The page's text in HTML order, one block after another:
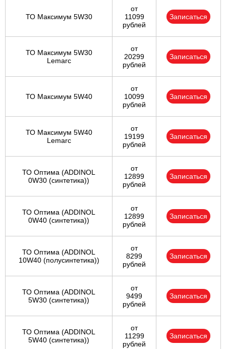
ТО Максимум 5W30
от
11099
рублей
Записаться
ТО Максимум 5W30
Lemarc
от
20299
рублей
Записаться
ТО Максимум 5W40
от
10099
рублей
Записаться
ТО Максимум 5W40
Lemarc
от
19199
рублей
Записаться
ТО Оптима (ADDINOL
0W30 (синтетика))
от
12899
рублей
Записаться
ТО Оптима (ADDINOL
0W40 (синтетика))
от
12899
рублей
Записаться
ТО Оптима (ADDINOL
10W40 (полусинтетика))
от
8299
рублей
Записаться
ТО Оптима (ADDINOL
5W30 (синтетика))
от
9499
рублей
Записаться
ТО Оптима (ADDINOL
5W40 (синтетика))
от
11299
рублей
Записаться